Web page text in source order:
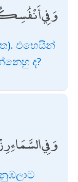
وَفِي
එහෙයින්
ද?
وَفِي